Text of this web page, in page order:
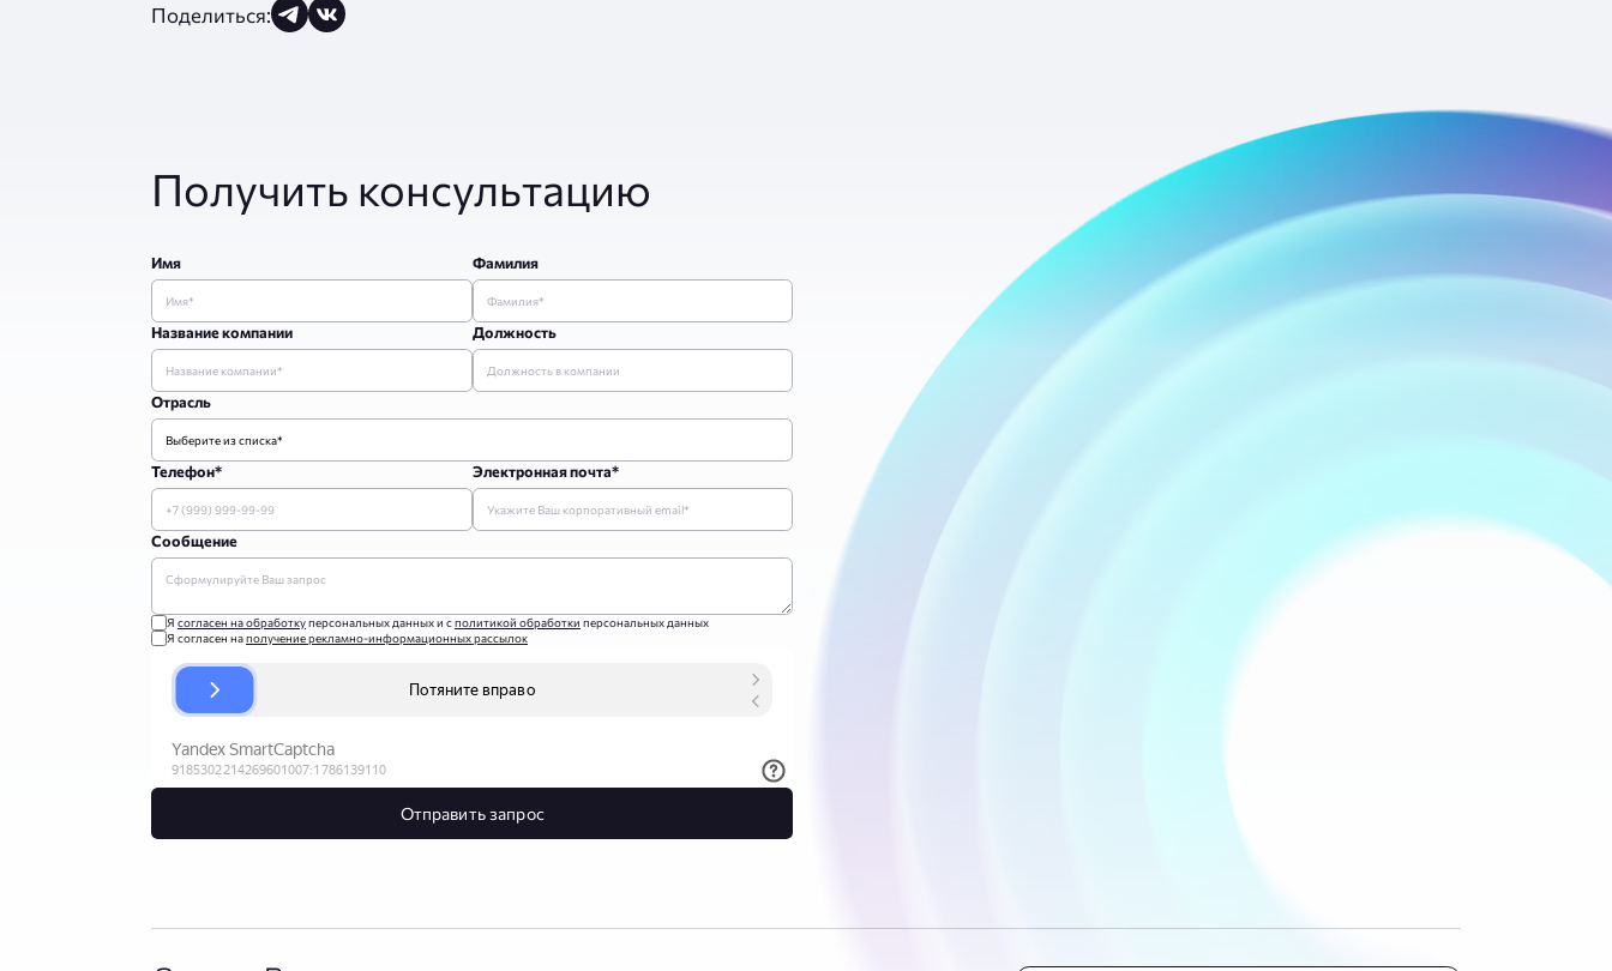
Поделиться:
Получить консультацию
Имя Фамилия
Название компании Должность
Отрасль
Телефон* Электронная почта*
Сообщение
Я согласен на обработкуперсональных данных и сполитикой обработки персональных данных
Я согласен наполучение рекламно-информационных рассылок
Отправить запрос